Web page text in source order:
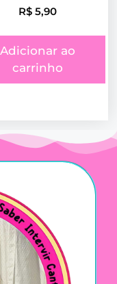
R$ 5,90
Adicionar ao
carrinho